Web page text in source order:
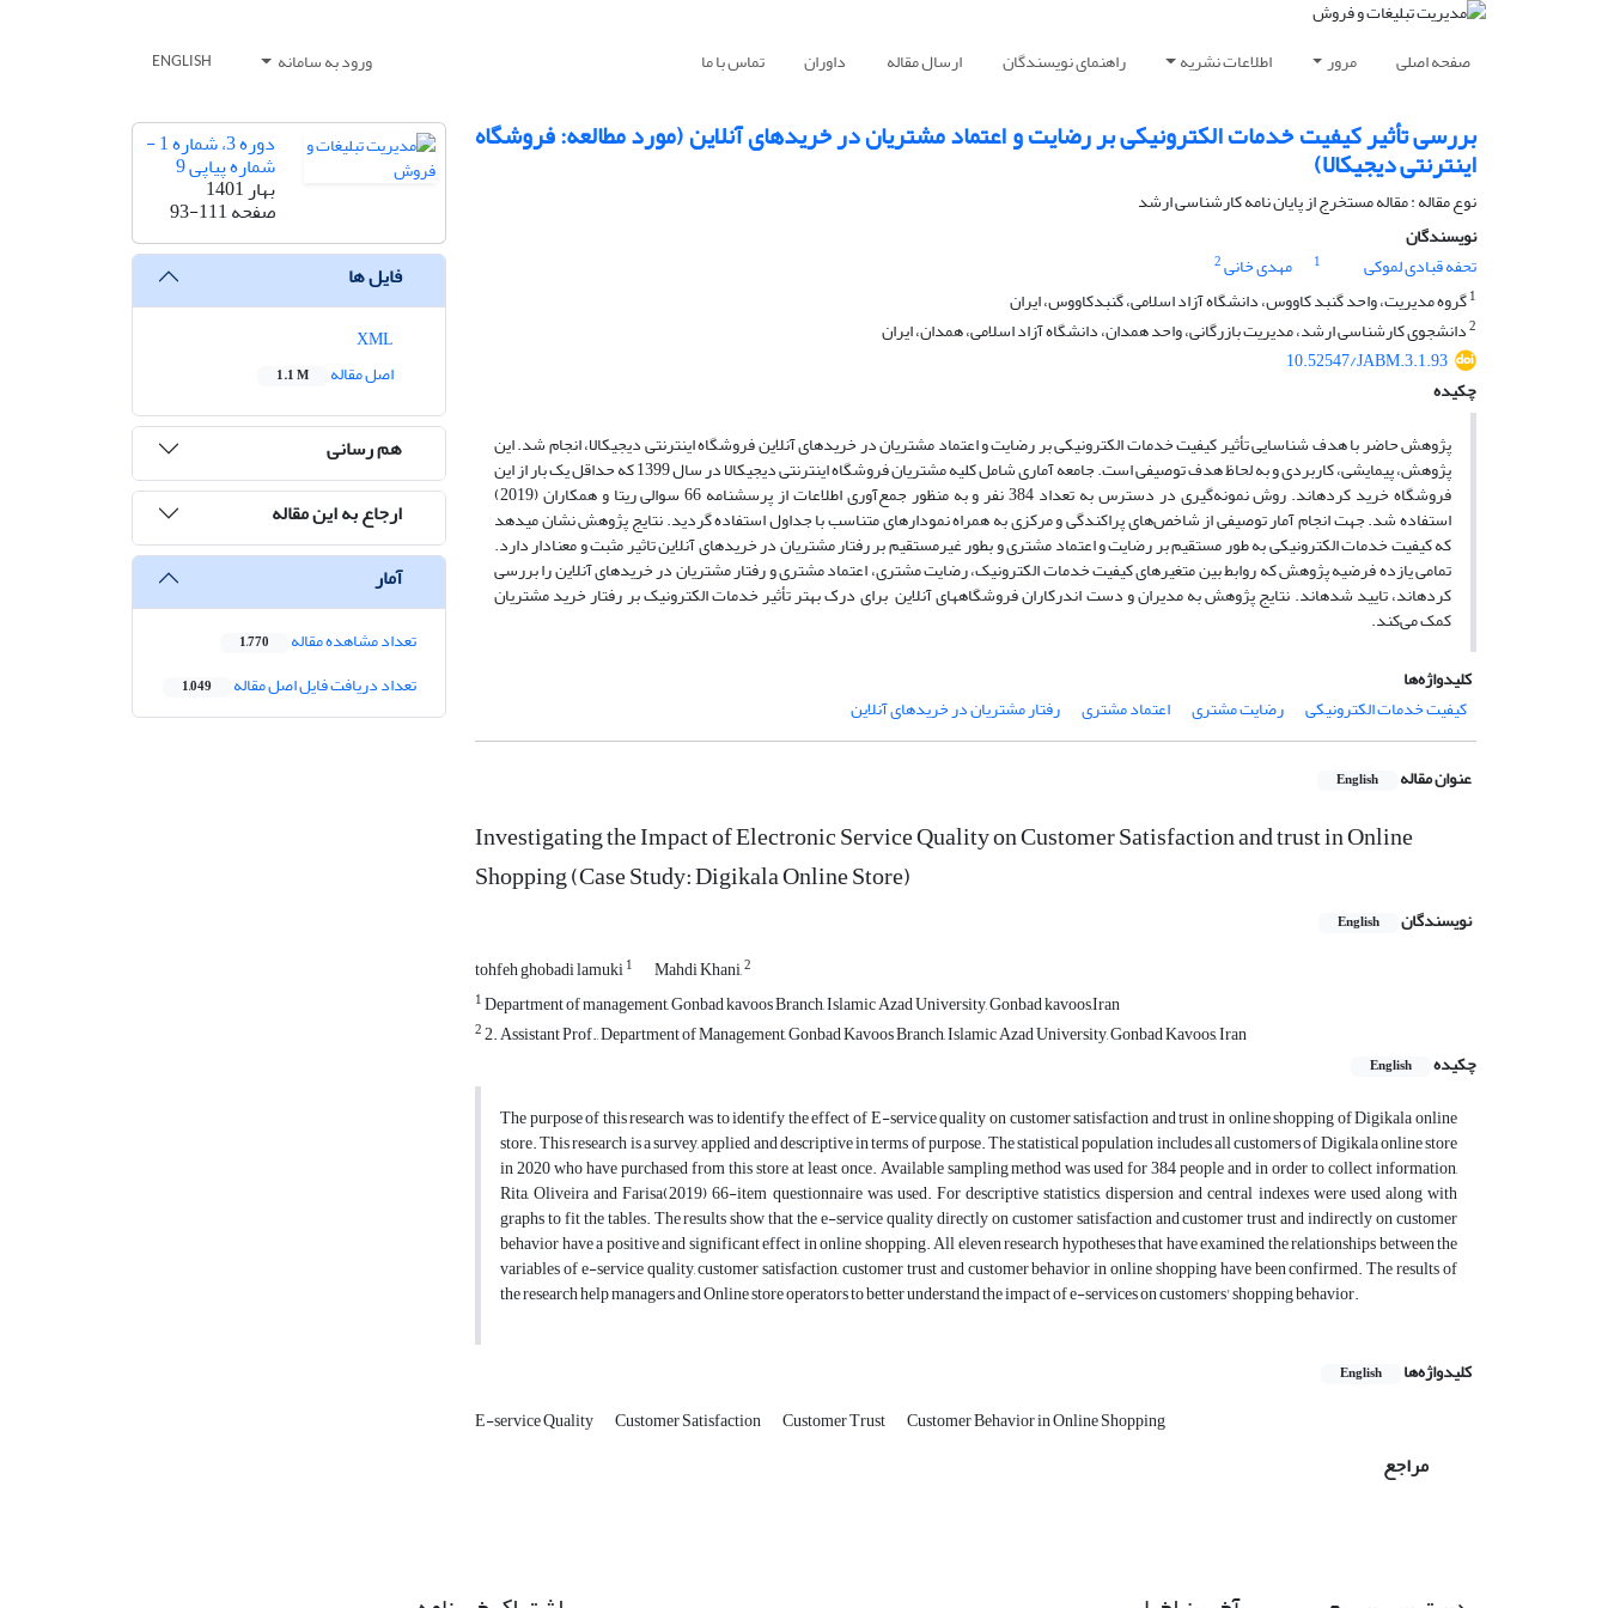
صفحه اصلی مرور اطلاعات نشریه راهنمای نویسندگان ارسال مقاله داوران تماس با ما ورود به سامانه ENGLISH
بررسی تأثیر کیفیت خدمات الکترونیکی بر رضایت و اعتماد مشتریان در خریدهای آنلاین (مورد مطالعه: فروشگاه
اینترنتی دیجی‏کالا)
نوع مقاله : مقاله مستخرج از پایان نامه کارشناسی ارشد
نویسندگان
تحفه قبادی لموکی
1 مهدی خانی2
1گروه مدیریت، واحد گنبد کاووس، دانشگاه آزاد اسلامی، گنبدکاووس، ایران
2دانشجوی کارشناسی ارشد، مدیریت بازرگانی، واحد همدان، دانشگاه آزاد اسلامی، همدان، ایران
10.52547/JABM.3.1.93
چکیده
پژوهش حاضر با هدف شناسایی تأثیر کیفیت خدمات الکترونیکی بر رضایت و اعتماد مشتریان در خریدهای آنلاین فروشگاه اینترنتی دیجی‏کالا، انجام شد. این
پژوهش، پیمایشی، کاربردی و به لحاظ هدف توصیفی است. جامعه آماری شامل کلیه مشتریان فروشگاه اینترنتی دیجی‏کالا در سال 1399 که حداقل یک بار از این
فروشگاه خرید کرده­اند. روش نمونه‌گیری در دسترس به تعداد 384 نفر و به منظور جمع‌آوری اطلاعات از پرسشنامه 66 سوالی ریتا و همکاران (2019)
استفاده شد. جهت انجام آمار توصیفی از شاخص‌های پراکندگی و مرکزی به همراه نمودارهای متناسب با جداول استفاده گردید. نتایج پژوهش نشان می‏دهد
که کیفیت خدمات الکترونیکی به طور مستقیم بر رضایت و اعتماد مشتری و بطور غیرمستقیم بر رفتار مشتریان در خریدهای آنلاین تاثیر مثبت و معنادار دارد.
تمامی یازده فرضیه پژوهش که روابط بین متغیرهای کیفیت خدمات الکترونیک، رضایت مشتری، اعتماد مشتری و رفتار مشتریان در خریدهای آنلاین را بررسی
کرده‏اند، تایید شده‏اند. نتایج پژوهش به مدیران و دست اندرکاران فروشگاه‏های آنلاین برای درک بهتر تأثیر خدمات الکترونیک بر رفتار خرید مشتریان
کمک می‌کند.
کلیدواژه‌ها
کیفیت خدمات الکترونیکی
رضایت مشتری اعتماد مشتری رفتار مشتریان در خریدهای آنلاین
عنوان مقاله English
Investigating the Impact of Electronic Service Quality on Customer Satisfaction and trust in Online
Shopping (Case Study: Digikala Online Store)
نویسندگان English
tohfeh ghobadi lamuki1 Mahdi Khani,2
1Department of management, Gonbad kavoos Branch, Islamic Azad University, Gonbad kavoos,Iran
22. Assistant Prof., Department of Management, Gonbad Kavoos Branch, Islamic Azad University, Gonbad Kavoos, Iran
چکیده
English
The purpose of this research was to identify the effect of E-service quality on customer satisfaction and trust in online shopping of Digikala online
store. This research is a survey, applied and descriptive in terms of purpose. The statistical population includes all customers of Digikala online store
in 2020 who have purchased from this store at least once. Available sampling method was used for 384 people and in order to collect information,
Rita, Oliveira and Farisa(2019) 66-item questionnaire was used. For descriptive statistics, dispersion and central indexes were used along with
graphs to fit the tables. The results show that the e-service quality directly on customer satisfaction and customer trust and indirectly on customer
behavior have a positive and significant effect in online shopping. All eleven research hypotheses that have examined the relationships between the
variables of e-service quality, customer satisfaction, customer trust and customer behavior in online shopping have been confirmed. The results of
the research help managers and Online store operators to better understand the impact of e-services on customers' shopping behavior.
کلیدواژه‌ها English
E-service Quality Customer Satisfaction Customer Trust Customer Behavior in Online Shopping
مراجع
دوره 3، شماره 1 -
شماره پیاپی 9
بهار 1401
صفحه93-111
فایل ها
اصل مقاله
1.1 M
هم رسانی
ارجاع به این مقاله
آمار
تعداد مشاهده مقاله 1,770
تعداد دریافت فایل اصل مقاله 1,049